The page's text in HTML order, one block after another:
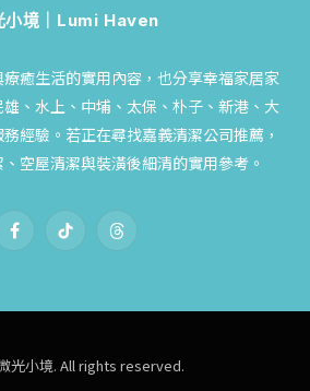
小境｜Lumi Haven
癒生活的實用內容，也分享幸福家居家
、水上、中埔、太保、朴子、新港、大
經驗。若正在尋找嘉義清潔公司推薦，
空屋清潔與裝潢後細清的實用參考。
FacebookTikTokThreads
光小境. All rights reserved.